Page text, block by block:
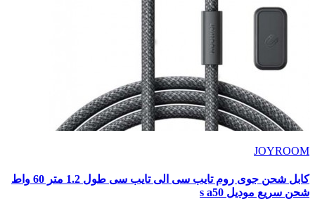
JOYROOM
كابل شحن جوى روم تايب سى الى تايب سى طول 1.2 متر 60 واط
شحن سريع موديل s a50